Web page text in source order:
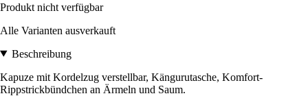
Produkt nicht verfügbar
Alle Varianten ausverkauft
Beschreibung
Kapuze mit Kordelzug verstellbar, Kängurutasche, Komfort-
Rippstrickbündchen an Ärmeln und Saum.